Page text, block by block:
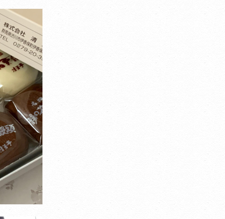
ことができません。
ページ内のテキストは翻訳されますが、画像・添付ファイルなど、翻訳
象外となるものもありますので、ご了承ください。
翻訳言語によってはページのレイアウトが崩れてしまう箇所もございま
が、ご了承ください。